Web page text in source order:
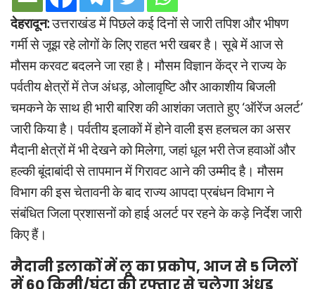
देहरादून:उत्तराखंड में पिछले कई दिनों से जारी तपिश और भीषण
गर्मी से जूझ रहे लोगों के लिए राहत भरी खबर है। सूबे में आज से
मौसम करवट बदलने जा रहा है। मौसम विज्ञान केंद्र ने राज्य के
पर्वतीय क्षेत्रों में तेज अंधड़, ओलावृष्टि और आकाशीय बिजली
चमकने के साथ ही भारी बारिश की आशंका जताते हुए ‘ऑरेंज अलर्ट’
जारी किया है। पर्वतीय इलाकों में होने वाली इस हलचल का असर
मैदानी क्षेत्रों में भी देखने को मिलेगा, जहां धूल भरी तेज हवाओं और
हल्की बूंदाबांदी से तापमान में गिरावट आने की उम्मीद है। मौसम
विभाग की इस चेतावनी के बाद राज्य आपदा प्रबंधन विभाग ने
संबंधित जिला प्रशासनों को हाई अलर्ट पर रहने के कड़े निर्देश जारी
किए हैं।
मैदानी इलाकों में लू का प्रकोप, आज से 5 जिलों
में 60 किमी/घंटा की रफ्तार से चलेगा अंधड़